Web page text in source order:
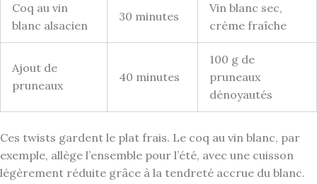
Coq au vin
blanc alsacien
30 minutes
Vin blanc sec,
crème fraîche
Ajout de
pruneaux
40 minutes
100 g de
pruneaux
dénoyautés
Ces twists gardent le plat frais. Le coq au vin blanc, par
exemple, allège l’ensemble pour l’été, avec une cuisson
légèrement réduite grâce à la tendreté accrue du blanc.